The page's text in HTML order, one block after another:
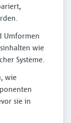
Umformen
wie
Systeme.
wie
sie in